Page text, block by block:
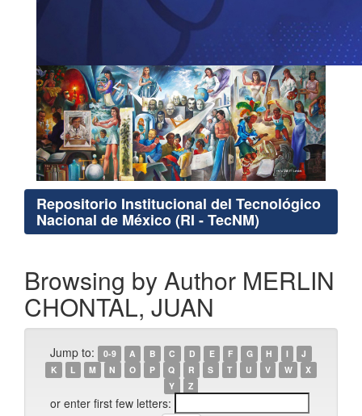
Repositorio Institucional del Tecnológico
Nacional de México (RI - TecNM)
Browsing by Author MERLIN
CHONTAL, JUAN
Jump to: 0-9 A B C D E F G H I
J
K
L M N O P Q R S T U V W
X
Y
Z
or enter first few letters: